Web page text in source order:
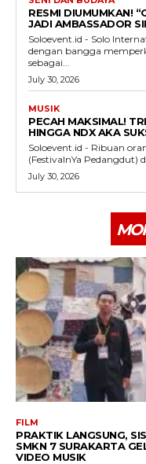
RESMI DIUMUMKAN!
JADI AMBASSADOR
Soloevent.id - Solo
dengan bangga
sebagai...
July 30, 2026
MUSIK
PECAH MAKSIMAL!
HINGGA NDX AKA
Soloevent.id - Ribuan
(FestivalnYa Pedangdut)
July 30, 2026
FILM
PRAKTIK LANGSUNG,
SMKN 7 SURAKARTA
VIDEO MUSIK